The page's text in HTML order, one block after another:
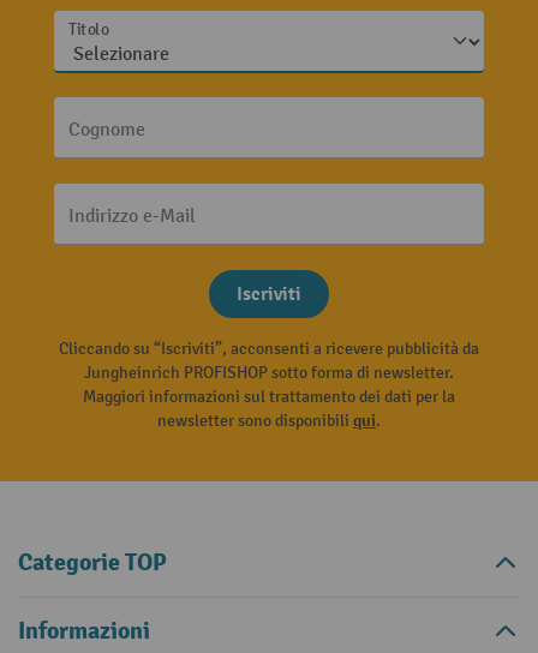
Titolo
Cognome
Indirizzo e-Mail
Iscriviti
Cliccando su “Iscriviti”, acconsenti a ricevere pubblicità da
Jungheinrich PROFISHOP sotto forma di newsletter.
Maggiori informazioni sul trattamento dei dati per la
newsletter sono disponibili qui.
Categorie TOP
Informazioni